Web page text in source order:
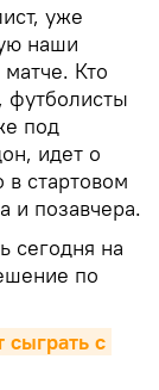
уже
наши
Кто
футболисты
под
идет о
стартовом
и позавчера.
сегодня на
по
сыграть с